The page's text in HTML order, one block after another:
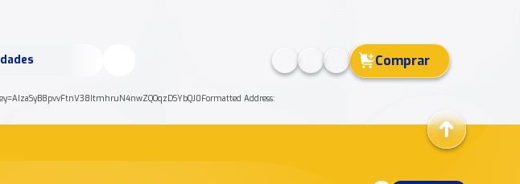
Comprar
Address: